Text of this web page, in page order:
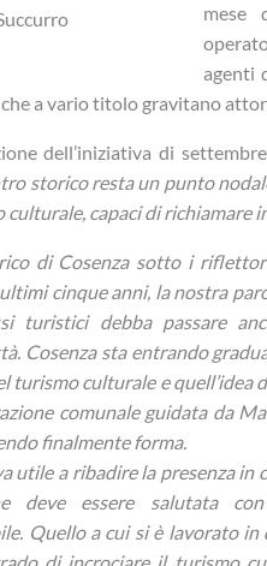
mese
agenti
a vario titolo gravitano
dell’iniziativa di
storico resta un punto
capaci di richiamare
di Cosenza sotto i
cinque anni, la nostra
turistici debba passare
Cosenza sta entrando
turismo culturale e quell’idea
comunale guidata da
finalmente forma.
utile a ribadire la presenza
deve essere salutata
Quello a cui si è lavorato